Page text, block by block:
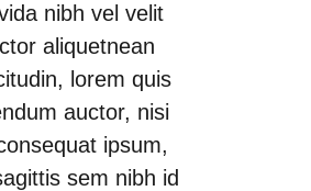
nibh vel velit
aliquetnean
lorem quis
auctor, nisi
ipsum,
sem nibh id